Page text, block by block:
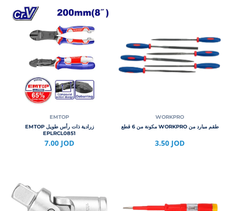
WORKPRO
طقم مبارد من WORKPRO مكونة من 6 قطع
3.50 JOD
EMTOP
زرادية ذات رأس طويل EMTOP
EPLRCL0851
7.00 JOD